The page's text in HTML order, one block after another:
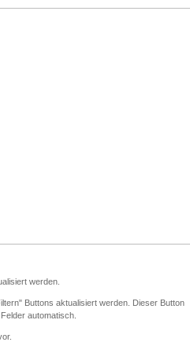
werden.
Buttons aktualisiert werden. Dieser Button
automatisch.